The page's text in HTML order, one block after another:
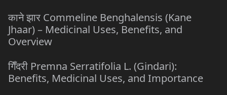
काने झार Commeline Benghalensis (Kane
Jhaar) – Medicinal Uses, Benefits, and
Overview
गिँदरी Premna Serratifolia L. (Gindari):
Benefits, Medicinal Uses, and Importance